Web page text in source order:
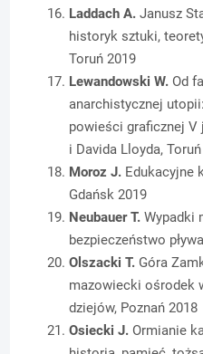
Laddach A. Janusz
historyk sztuki,
Toruń 2019
Lewandowski W.Od
anarchistycznej
powieści graficznej V
i Davida Lloyda,
Moroz J. Edukacyjne
Gdańsk 2019
Neubauer T. Wypadki
bezpieczeństwo
Olszacki T. Góra
mazowiecki ośrodek
dziejów, Poznań 2018
Osiecki J.Ormianie